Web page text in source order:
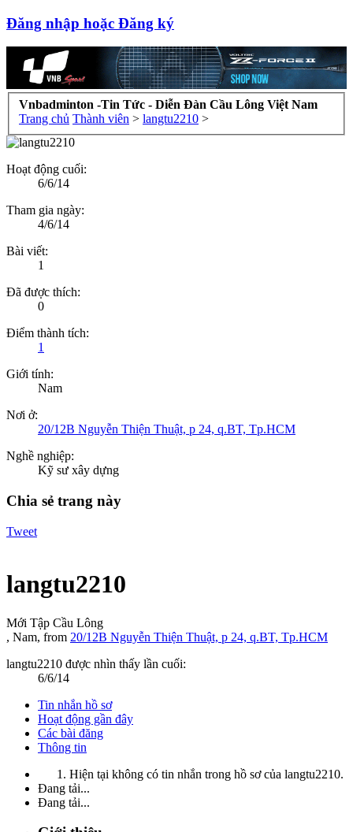
Đăng nhập hoặc Đăng ký
Vnbadminton -Tin Tức - Diễn Đàn Cầu Lông Việt Nam
Trang chủ Thành viên > langtu2210 >
Hoạt động cuối:
6/6/14
Tham gia ngày:
4/6/14
Bài viết:
1
Đã được thích:
0
Điểm thành tích:
1
Giới tính:
Nam
Nơi ở:
20/12B Nguyễn Thiện Thuật, p 24, q.BT, Tp.HCM
Nghề nghiệp:
Kỹ sư xây dựng
Chia sẻ trang này
Tweet
langtu2210
Mới Tập Cầu Lông
, Nam, from 20/12B Nguyễn Thiện Thuật, p 24, q.BT, Tp.HCM
langtu2210 được nhìn thấy lần cuối:
6/6/14
Tin nhắn hồ sơ
Hoạt động gần đây
Các bài đăng
Thông tin
Hiện tại không có tin nhắn trong hồ sơ của langtu2210.
Đang tải...
Đang tải...